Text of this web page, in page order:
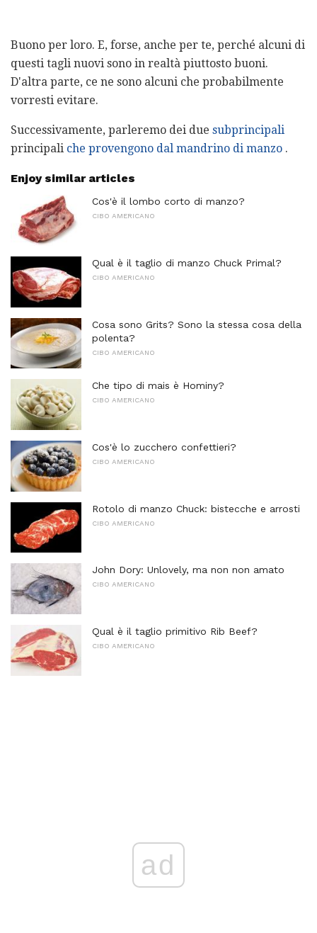
Buono per loro. E, forse, anche per te, perché alcuni di
questi tagli nuovi sono in realtà piuttosto buoni.
D'altra parte, ce ne sono alcuni che probabilmente
vorresti evitare.
Successivamente, parleremo dei due subprincipali
principali che provengono dal mandrino di manzo .
Enjoy similar articles
Cos'è il lombo corto di manzo?
CIBO AMERICANO
Qual è il taglio di manzo Chuck Primal?
CIBO AMERICANO
Cosa sono Grits? Sono la stessa cosa della
polenta?
CIBO AMERICANO
Che tipo di mais è Hominy?
CIBO AMERICANO
Cos'è lo zucchero confettieri?
CIBO AMERICANO
Rotolo di manzo Chuck: bistecche e arrosti
CIBO AMERICANO
John Dory: Unlovely, ma non non amato
CIBO AMERICANO
Qual è il taglio primitivo Rib Beef?
CIBO AMERICANO
ad